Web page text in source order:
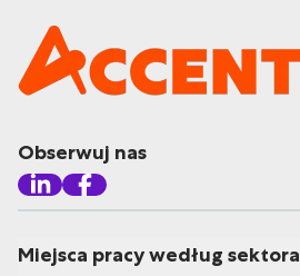
Obserwuj nas
Miejsca pracy według sektora